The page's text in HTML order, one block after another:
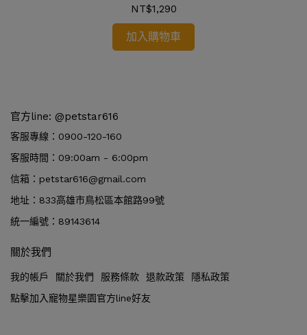
NT$1,290
加入購物車
官方line: @petstar616
客服專線：0900-120-160
客服時間：09:00am - 6:00pm
信箱：petstar616@gmail.com
地址：833高雄市鳥松區本館路99號
統一編號：89143614
關於我們
我的帳戶 關於我們 服務條款 退款政策
隱私政策
點擊加入寵物星樂園官方line好友